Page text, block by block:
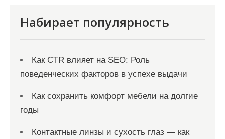
Набирает популярность
Как CTR влияет на SEO: Роль
поведенческих факторов в успехе выдачи
Как сохранить комфорт мебели на долгие
годы
Контактные линзы и сухость глаз — как